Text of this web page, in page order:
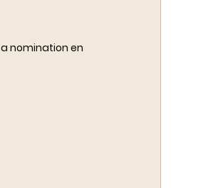
nomination en